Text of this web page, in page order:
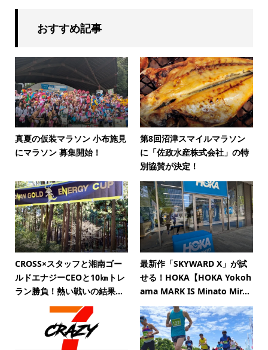
おすすめ記事
真夏の仮装マラソン 小布施見
にマラソン 募集開始！
第8回沼津スマイルマラソン
に「佐政水産株式会社」の特
別協賛が決定！
CROSS×スタッフと湘南ゴー
ルドエナジーCEOと10㎞トレ
ラン勝負！熱い戦いの結果...
最新作「SKYWARD X」が試
せる！HOKA【HOKA Yokoh
ama MARK IS Minato Mir...